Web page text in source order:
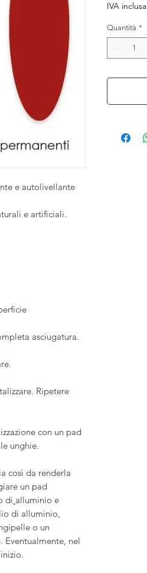
e autolivellante
e artificiali.
asciugatura.
Ripetere
con un pad
unghie.
così da renderla
un pad
di alluminio e
di alluminio,
o un
Eventualmente, nel
IVA inclusa
Quantità *